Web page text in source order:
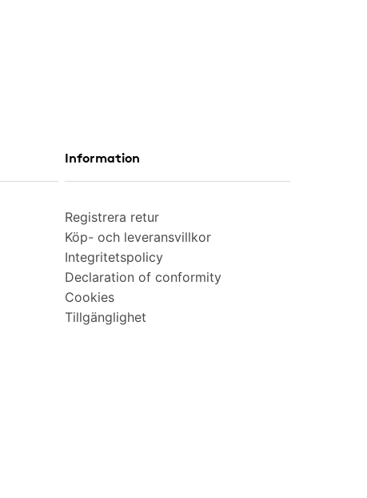
Information
Registrera retur
Köp- och leveransvillkor
Integritetspolicy
Declaration of conformity
Cookies
Tillgänglighet